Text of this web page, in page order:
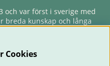
och var först i sverige med
breda kunskap och långa
Cookies